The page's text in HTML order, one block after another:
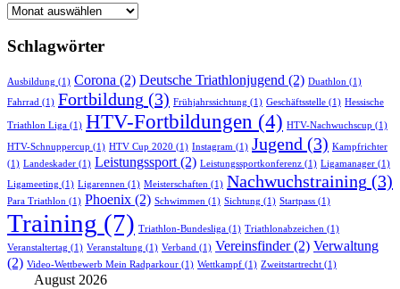
Newsarchiv
Schlagwörter
Ausbildung (1) Corona (2) Deutsche Triathlonjugend (2) Duathlon (1)
Fahrrad (1) Fortbildung (3) Frühjahrssichtung (1) Geschäftsstelle (1) Hessische
Triathlon Liga (1) HTV-Fortbildungen (4) HTV-Nachwuchscup (1)
HTV-Schnuppercup (1) HTV Cup 2020 (1) Instagram (1) Jugend (3) Kampfrichter
(1) Landeskader (1) Leistungssport(2) Leistungssportkonferenz (1) Ligamanager (1)
Ligameeting (1) Ligarennen (1) Meisterschaften (1) Nachwuchstraining (3)
Para Triathlon (1) Phoenix (2) Schwimmen (1) Sichtung (1) Startpass (1)
Training (7) Triathlon-Bundesliga (1) Triathlonabzeichen (1)
Veranstaltertag (1) Veranstaltung (1) Verband (1) Vereinsfinder(2) Verwaltung
(2) Video-Wettbewerb Mein Radparkour (1) Wettkampf (1) Zweitstartrecht (1)
August 2026